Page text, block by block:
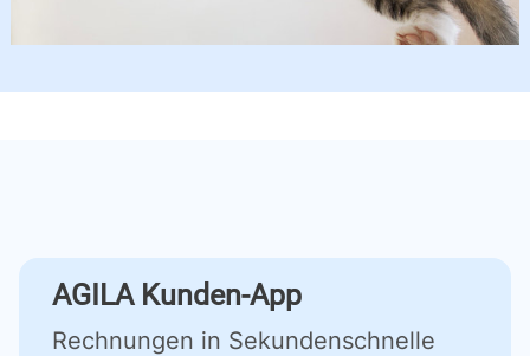
AGILA Kunden-App
Rechnungen in Sekundenschnelle